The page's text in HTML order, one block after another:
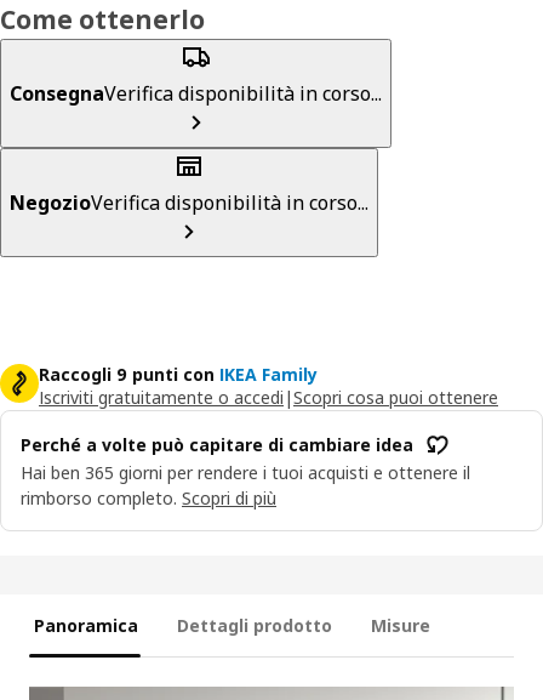
Come ottenerlo
ConsegnaVerifica disponibilità in corso...
NegozioVerifica disponibilità in corso...
Raccogli 9 punti con IKEA Family
Iscriviti gratuitamente o accedi |Scopri cosa puoi ottenere
Perché a volte può capitare di cambiare idea
Hai ben 365 giorni per rendere i tuoi acquisti e ottenere il
rimborso completo. Scopri di più
Panoramica Dettagli prodotto Misure